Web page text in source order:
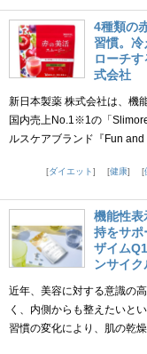
4種類の
習慣。
ローチ
式会社
新日本製薬 株式会社は、機
国内売上No.1※1の「
ルスケアブランド『Fun
ダイエット
健康
機能性表
持をサポ
ザイム
ンサイ
近年、美容に対する意識の
く、内側からも整えたいと
習慣の変化により、肌の乾